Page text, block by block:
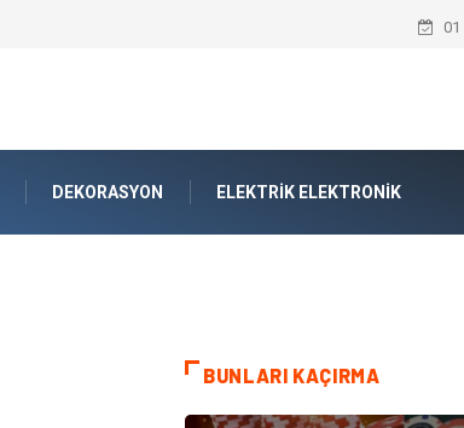
DEKORASYON ELEKTRIK ELEKTRONIK
BUNLARI KAÇIRMA